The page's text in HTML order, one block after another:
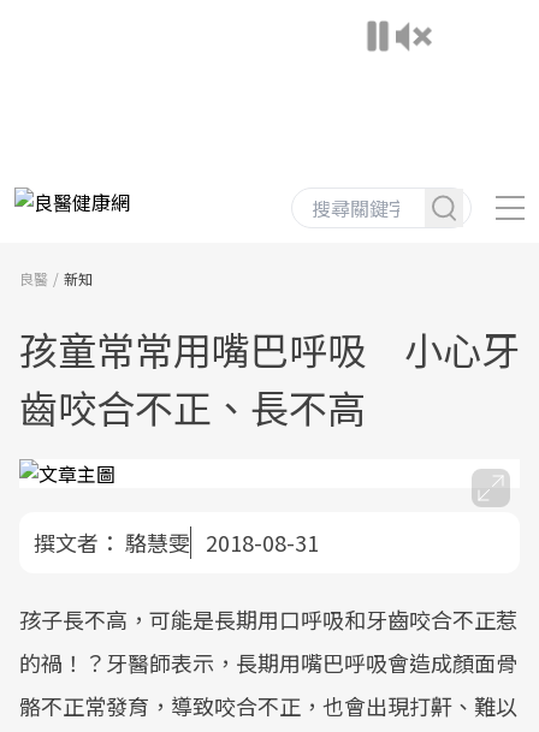
良醫 新知
孩童常常用嘴巴呼吸 小心牙
齒咬合不正、長不高
撰文者： 駱慧雯 2018-08-31
孩子長不高，可能是長期用口呼吸和牙齒咬合不正惹
的禍！？牙醫師表示，長期用嘴巴呼吸會造成顏面骨
骼不正常發育，導致咬合不正，也會出現打鼾、難以